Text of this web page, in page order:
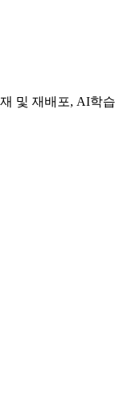
및 재배포, AI학습